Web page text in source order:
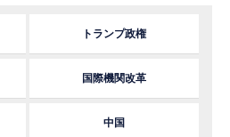
トランプ政権
国際機関改革
中国